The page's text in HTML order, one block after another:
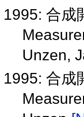
1995: 合成
Unzen,
1995: 合成